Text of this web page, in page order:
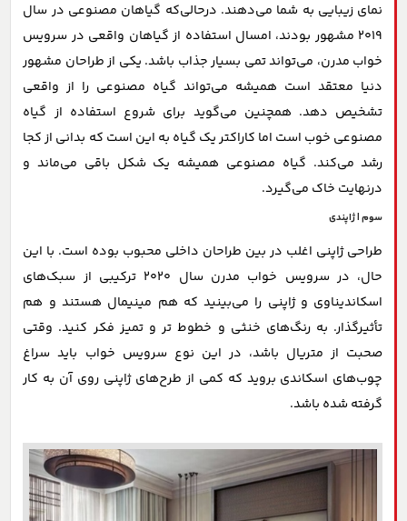
نمای زیبایی به شما می‌دهند. درحالی‌که گیاهان مصنوعی در سال
2019 مشهور بودند، امسال استفاده از گیاهان واقعی در سرویس
خواب مدرن، می‌تواند تمی بسیار جذاب باشد. یکی از طراحان مشهور
دنیا معتقد است همیشه می‌تواند گیاه مصنوعی را از واقعی
تشخیص دهد. همچنین می‌گوید برای شروع استفاده از گیاه
مصنوعی خوب است اما کاراکتر یک گیاه به این است که بدانی از کجا
رشد می‌کند. گیاه مصنوعی همیشه یک شکل باقی می‌ماند و
درنهایت خاک می‌گیرد.
سوم | ژاپندی
طراحی ژاپنی اغلب در بین طراحان داخلی محبوب بوده است. با این
حال، در سرویس خواب مدرن سال 2020 ترکیبی از سبک‌های
اسکاندیناوی و ژاپنی را می‌بینید که هم مینیمال هستند و هم
تأثیرگذار. به رنگ‌های خنثی و خطوط تر و تمیز فکر کنید. وقتی
صحبت از متریال باشد، در این نوع سرویس خواب باید سراغ
چوب‌های اسکاندی بروید که کمی از طرح‌های ژاپنی روی آن به کار
گرفته شده باشد.